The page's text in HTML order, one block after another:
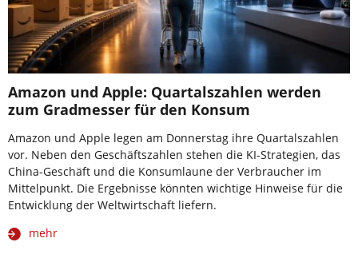
Amazon und Apple: Quartalszahlen werden
zum Gradmesser für den Konsum
Amazon und Apple legen am Donnerstag ihre Quartalszahlen
vor. Neben den Geschäftszahlen stehen die KI-Strategien, das
China-Geschäft und die Konsumlaune der Verbraucher im
Mittelpunkt. Die Ergebnisse könnten wichtige Hinweise für die
Entwicklung der Weltwirtschaft liefern.
mehr